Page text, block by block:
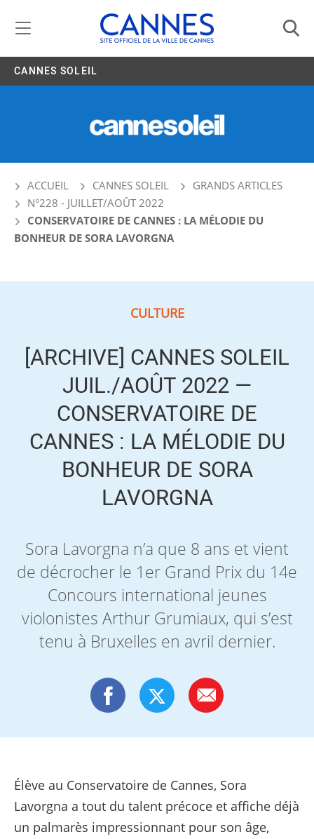
CANNES SOLEIL
ACCUEIL CANNES SOLEIL
GRANDS ARTICLES
N°228 - JUILLET/AOÛT 2022
CONSERVATOIRE DE CANNES : LA MÉLODIE DU
BONHEUR DE SORA LAVORGNA
CULTURE
[ARCHIVE] CANNES SOLEIL
JUIL./AOÛT 2022 —
CONSERVATOIRE DE
CANNES : LA MÉLODIE DU
BONHEUR DE SORA
LAVORGNA
Sora Lavorgna n’a que 8 ans et vient
de décrocher le 1er Grand Prix du 14e
Concours international jeunes
violonistes Arthur Grumiaux, qui s’est
tenu à Bruxelles en avril dernier.
Élève au Conservatoire de Cannes, Sora
Lavorgna a tout du talent précoce et affiche déjà
un palmarès impressionnant pour son âge,